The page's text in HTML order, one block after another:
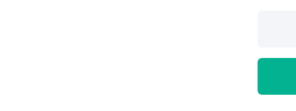
Tường
LUCK